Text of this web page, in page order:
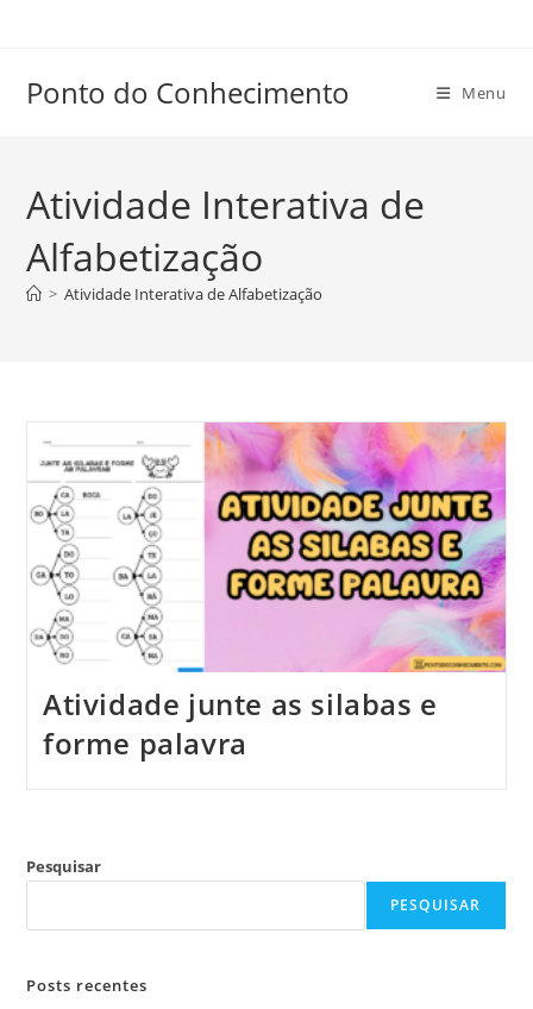
conteúdo
Ponto do Conhecimento Menu
Atividade Interativa de
Alfabetização
> Atividade Interativa de Alfabetização
Atividade junte as silabas e
forme palavra
Pesquisar
PESQUISAR
Posts recentes